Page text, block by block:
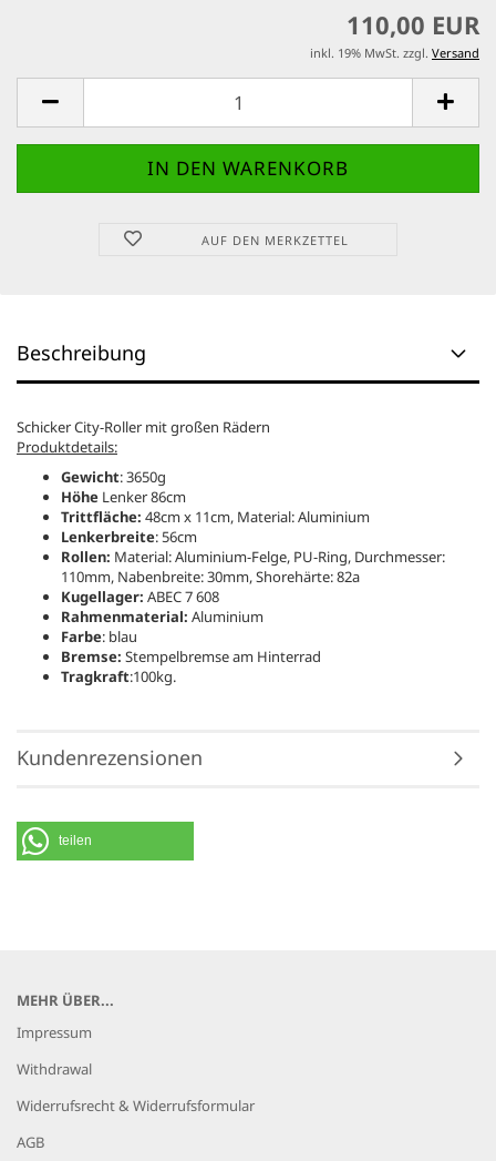
110,00 EUR
inkl. 19% MwSt. zzgl. Versand
AUF DEN MERKZETTEL
Beschreibung
Schicker City-Roller mit großen Rädern
Produktdetails:
Gewicht: 3650g
Höhe Lenker 86cm
Trittfläche: 48cm x 11cm, Material: Aluminium
Lenkerbreite: 56cm
Rollen: Material: Aluminium-Felge, PU-Ring, Durchmesser:
110mm, Nabenbreite: 30mm, Shorehärte: 82a
Kugellager: ABEC 7 608
Rahmenmaterial: Aluminium
Farbe: blau
Bremse: Stempelbremse am Hinterrad
Tragkraft:100kg.
Kundenrezensionen
teilen
MEHR ÜBER...
Impressum
Withdrawal
Widerrufsrecht & Widerrufsformular
AGB